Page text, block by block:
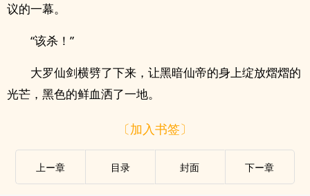
议的一幕。
“该杀！”
大罗仙剑横劈了下来，让黑暗仙帝的身上绽放熠熠的
光芒，黑色的鲜血洒了一地。
〔加入书签〕
上ー章 目录 封面 下ー章